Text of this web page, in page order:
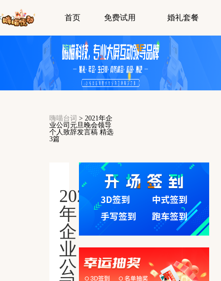
首页 免费试用 婚礼套餐
嗨喵台词 > 2021年企
业公司元旦晚会领导
个人致辞发言稿 精选
3篇
2021
年
企
业
公